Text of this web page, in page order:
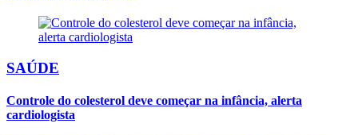
SAÚDE
Controle do colesterol deve começar na infância, alerta
cardiologista